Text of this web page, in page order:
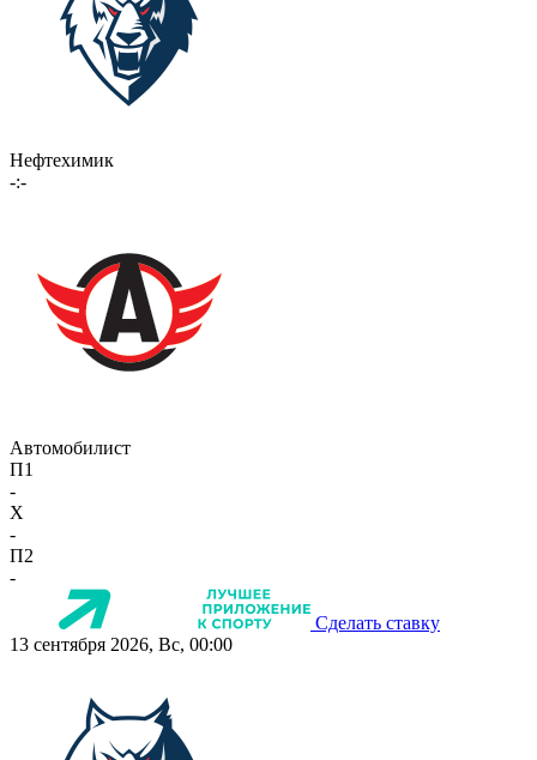
Нефтехимик
-:-
Автомобилист
П1
-
X
-
П2
-
Сделать ставку
13 сентября 2026, Вс, 00:00